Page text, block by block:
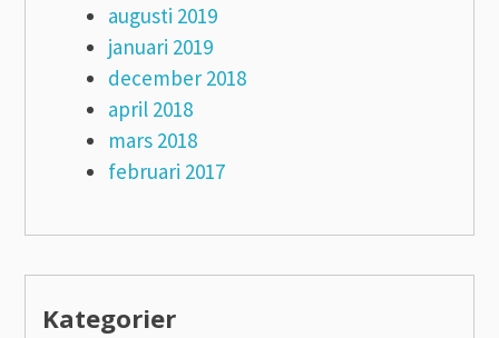
augusti 2019
januari 2019
december 2018
april 2018
mars 2018
februari 2017
Kategorier